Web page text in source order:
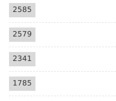
2585
2579
2341
1785